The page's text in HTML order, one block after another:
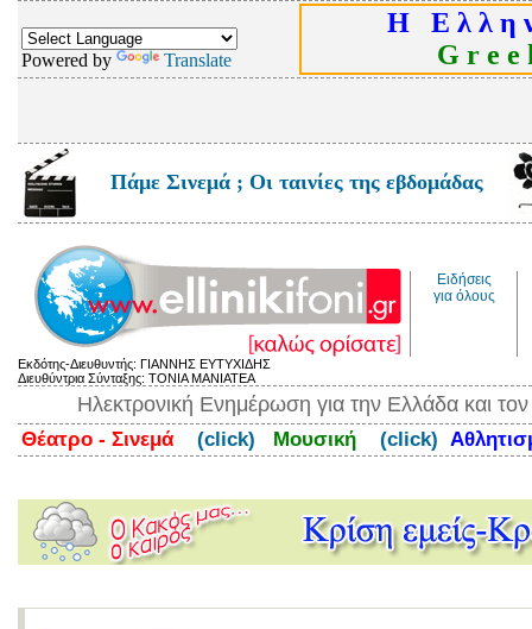
Powered by Translate
Η Ε λ λ η
G r e e
Πάμε Σινεμά ; Οι ταινίες της εβδομάδας
Ειδήσεις
για όλους
Εκδότης-Διευθυντής: ΓΙΑΝΝΗΣ ΕΥΤΥΧΙΔΗΣ
Διευθύντρια Σύνταξης: ΤΟΝΙΑ ΜΑΝΙΑΤΕΑ
Ηλεκτρονική Ενημέρωση για την Ελλάδα και
Θέατρο - Σινεμά (click) Μουσική (click)